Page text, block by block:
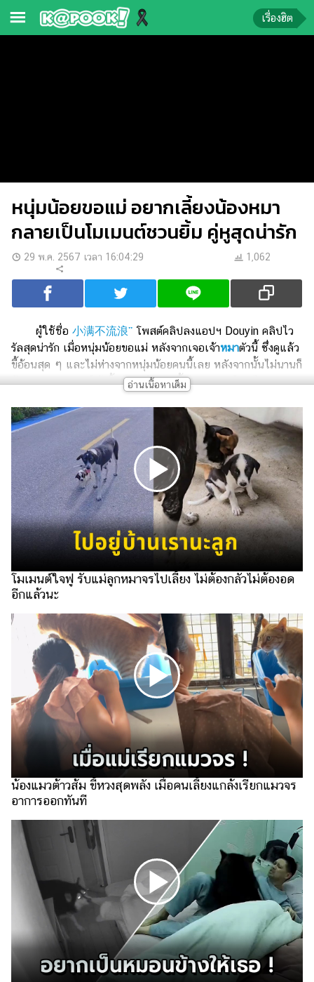
ตรวจ
หวย
บอล
สด
การ
ศึกษา
รูปภาพ
หนัง
Music
Station
ละคร
เกาหลี
ไลฟ์
ไตล์
ดูด
ผู้
หญิง
ผู้ชาย
สุขภาพ
ท่อง
เที่ยว
สูตร
อาหาร
ง่ายๆ
ช้อป
ปิ้ง
รถยนต์
เรื่องฮิต
หนุ่มน้อยขอแม่ อยากเลี้ยงน้องหมา
กลายเป็นโมเมนต์ชวนยิ้ม คู่หูสุดน่ารัก
29 พ.ค. 2567 เวลา 16:04:29 1,062
ผู้ใช้ชื่อ 小满不流浪་་ โพสต์คลิปลงแอปฯ Douyin คลิปไว
รัลสุดน่ารัก เมื่อหนุ่มน้อยขอแม่ หลังจากเจอเจ้าหมาตัวนี้ ซึ่งดูแล้ว
ขี้อ้อนสุด ๆ และไม่ห่างจากหนุ่มน้อยคนนี้เลย หลังจากนั้นไม่นานก็
มีคลิปหลังจากแม่ให้เลี้ยงหมาน้อยตัวนี้ ทำเอาคนดูใจฟูไปตาม ๆ
โมเมนต์ใจฟู รับแม่ลูกหมาจรไปเลี้ยง ไม่ต้องกลัวไม่ต้องอด
อีกแล้วนะ
น้องแมวต้าวส้ม ขี้หวงสุดพลัง เมื่อคนเลี้ยงแกล้งเรียกแมวจร
อาการออกทันที